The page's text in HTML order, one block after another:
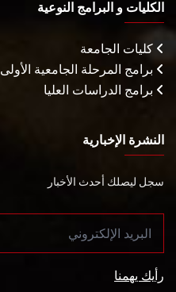
الكليات و البرامج النوعية
كليات الجامعة
برامج المرحلة الجامعية الأولى
برامج الدراسات العليا
النشرة الإخبارية
سجل ليصلك أحدث الأخبار
رأيك يهمنا